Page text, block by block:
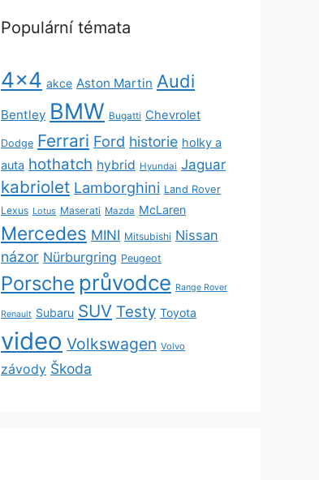
Populární témata
4x4 akce Aston Martin Audi
Bentley BMW Bugatti Chevrolet
Dodge Ferrari Ford historie holky a
auta hothatch hybrid Hyundai Jaguar
kabriolet Lamborghini Land Rover
Lexus Lotus Maserati Mazda McLaren
Mercedes MINI Mitsubishi Nissan
názor Nürburgring Peugeot
Porsche průvodce Range Rover
Renault Subaru SUV Testy Toyota
video Volkswagen Volvo
závody Škoda